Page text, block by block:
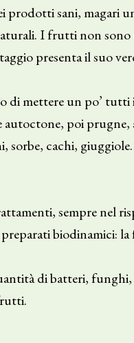
sani, magari
I frutti non
presenta il suo
mettere un po’
poi
sorbe, cachi,
sempre nel
biodinamici: la
di batteri,